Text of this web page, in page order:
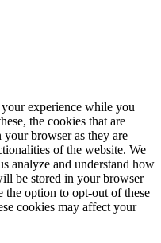
experience while you
the cookies that are
your browser as they are
of the website. We
analyze and understand how
be stored in your browser
the option to opt-out of these
cookies may affect your